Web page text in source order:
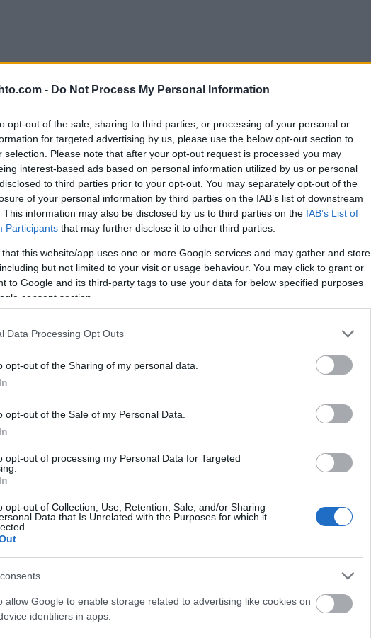
- Do Not Process My Personal Information
opt-out of the sale, sharing to third parties, or processing of your personal or
for targeted advertising by us, please use the below opt-out section to
selection. Please note that after your opt-out request is processed you may
interest-based ads based on personal information utilized by us or personal
to third parties prior to your opt-out. You may separately opt-out of the
of your personal information by third parties on the IAB’s list of downstream
This information may also be disclosed by us to third parties on the IAB’s List of
Participants that may further disclose it to other third parties.
that this website/app uses one or more Google services and may gather and store
but not limited to your visit or usage behaviour. You may click to grant or
to Google and its third-party tags to use your data for below specified purposes
consent section.
Data Processing Opt Outs
opt-out of the Sharing of my personal data.
opt-out of the Sale of my Personal Data.
opt-out of processing my Personal Data for Targeted
opt-out of Collection, Use, Retention, Sale, and/or Sharing
Data that Is Unrelated with the Purposes for which it
allow Google to enable storage related to advertising like cookies on
identifiers in apps.
valittu.
ja Lari Lehtonen edustavat Suomea Falunin MM-
Kilpailu hiihdetään perinteisellä hiihtotavalla ja
aikaa.